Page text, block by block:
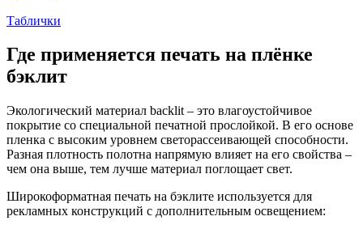
Таблички
Где применяется печать на плёнке
бэклит
Экологический материал backlit – это влагоустойчивое
покрытие со специальной печатной прослойкой. В его основе
пленка с высоким уровнем светорассеивающей способности.
Разная плотность полотна напрямую влияет на его свойства –
чем она выше, тем лучше материал поглощает свет.
Широкоформатная печать на бэклите используется для
рекламных конструкций с дополнительным освещением: